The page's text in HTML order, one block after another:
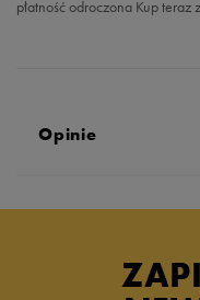
płatność odroczona Kup teraz
Opinie